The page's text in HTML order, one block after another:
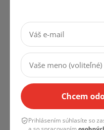
Vrátenie tovaru a
Cookies & GDPR
Obchodné podmienky
Instagram
Chcem
Prihlásením súhlasíte so